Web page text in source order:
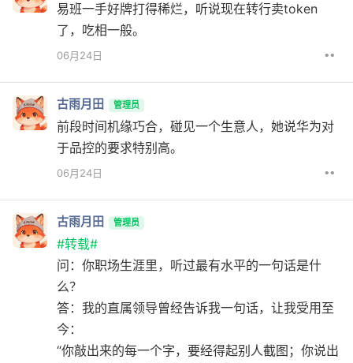
易班一手好牌打得稀烂，听说现在转行卖token
了，吃相一般。
06月24日 ••
古雨月田 管理员
前段时间机缘巧合，碰见一个生意人，她说华为对
于品控的要求特别高。
06月24日 ••
古雨月田 管理员
#转载#
问：你职场生涯里，听过最有水平的一句话是什
么？
答：我的直属领导曾经告诉我一句话，让我受用至
今：
“你敲出来的每一个字，要经得起别人截图；你说出